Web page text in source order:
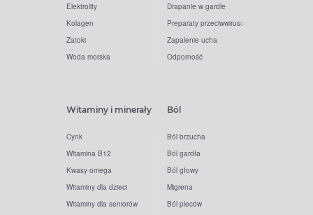
Elektrolity
Kolagen
Zatoki
Woda morska
Drapanie w gardle
Preparaty przeciwwirusowe
Zapalenie ucha
Odporność
Witaminy i minerały
Cynk
Witamina B12
Kwasy omega
Witaminy dla dzieci
Witaminy dla seniorów
Ból
Ból brzucha
Ból gardła
Ból głowy
Migrena
Ból pleców